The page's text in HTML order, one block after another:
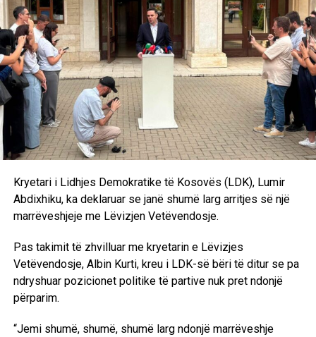
me metoda të njëjta nuk mund të kemi rezultate të tjera.
Andaj kjo do të shpjerë të pashmangshëm drejt
shpërndarjes së Kuvendit. Marrëveshjen politike nuk e
kemi ende. Pritjet janë të ndryshme, qëndrimet nuk
përputhen dhe është bindja ime që ka një dallim drastik
midis rezultatit zgjedhor dhe kërkesave të Lidhjes
Demokratike të Kosovës”, deklaroi Kurti pas takimit me
Abdixhikun. /Ekonomia Online/
Kryetari i Lidhjes Demokratike të Kosovës (LDK), Lumir
Abdixhiku, ka deklaruar se janë shumë larg arritjes së një
marrëveshjeje me Lëvizjen Vetëvendosje.
Pas takimit të zhvilluar me kryetarin e Lëvizjes
Vetëvendosje, Albin Kurti, kreu i LDK-së bëri të ditur se pa
ndryshuar pozicionet politike të partive nuk pret ndonjë
përparim.
“Jemi shumë, shumë, shumë larg ndonjë marrëveshje